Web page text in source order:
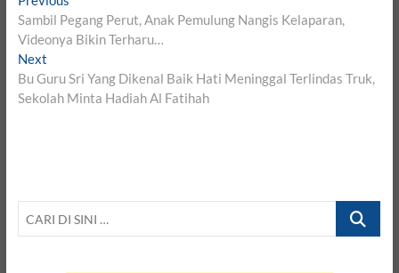
navigation
post:
Sambil Pegang Perut, Anak Pemulung Nangis Kelaparan,
Videonya Bikin Terharu…
NextNext
post:
Bu Guru Sri Yang Dikenal Baik Hati Meninggal Terlindas Truk,
Sekolah Minta Hadiah Al Fatihah
CARI